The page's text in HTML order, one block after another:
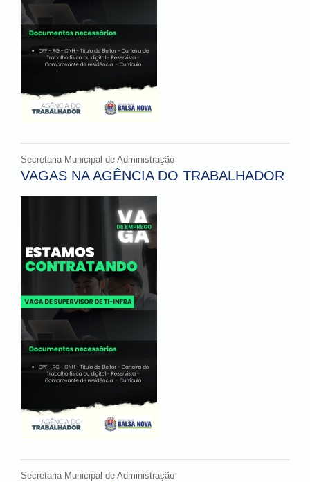
Secretaria Municipal de Administração
VAGAS NA AGÊNCIA DO TRABALHADOR
Secretaria Municipal de Administração